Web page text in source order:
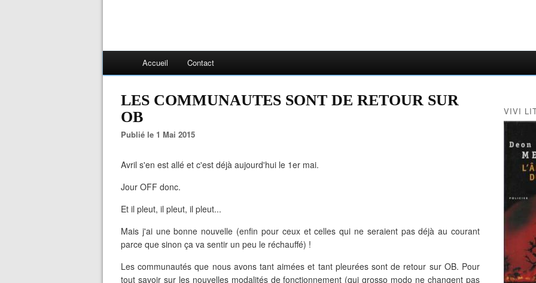
Accueil Contact
LES COMMUNAUTES SONT DE RETOUR SUR
OB
Publié le 1 Mai 2015
Avril s'en est allé et c'est déjà aujourd'hui le 1er mai.
Jour OFF donc.
Et il pleut, il pleut, il pleut...
Mais j'ai une bonne nouvelle (enfin pour ceux et celles qui ne seraient pas déjà au courant
parce que sinon ça va sentir un peu le réchauffé) !
Les communautés que nous avons tant aimées et tant pleurées sont de retour sur OB. Pour
tout savoir sur les nouvelles modalités de fonctionnement (qui grosso modo ne changent pas
VIVI